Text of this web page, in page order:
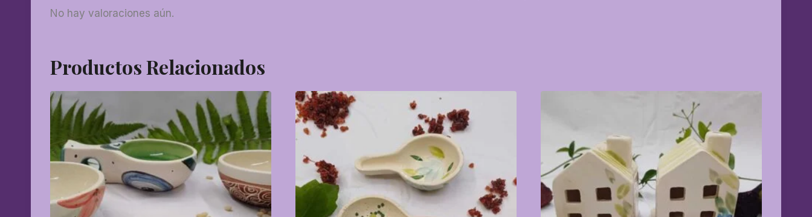
No hay valoraciones aún.
Productos Relacionados